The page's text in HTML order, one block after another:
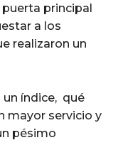
principal
a los
realizaron un
un índice, qué
mayor servicio y
pésimo